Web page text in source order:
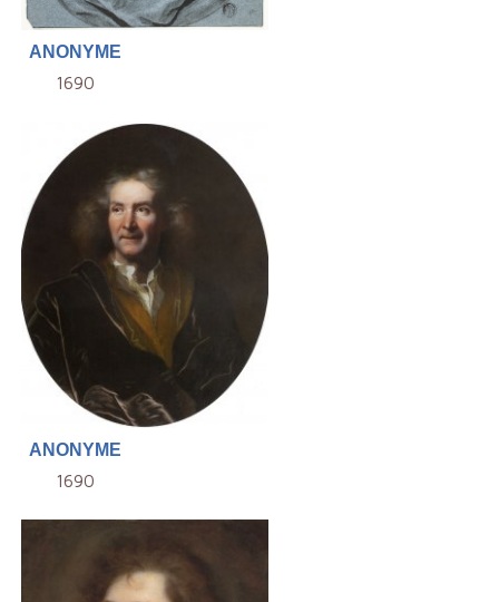
ANONYME
1690
ANONYME
1690